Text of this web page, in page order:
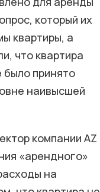
который их
квартиры, а
что квартира
принято
наивысшей
компании AZ
«арендного»
на